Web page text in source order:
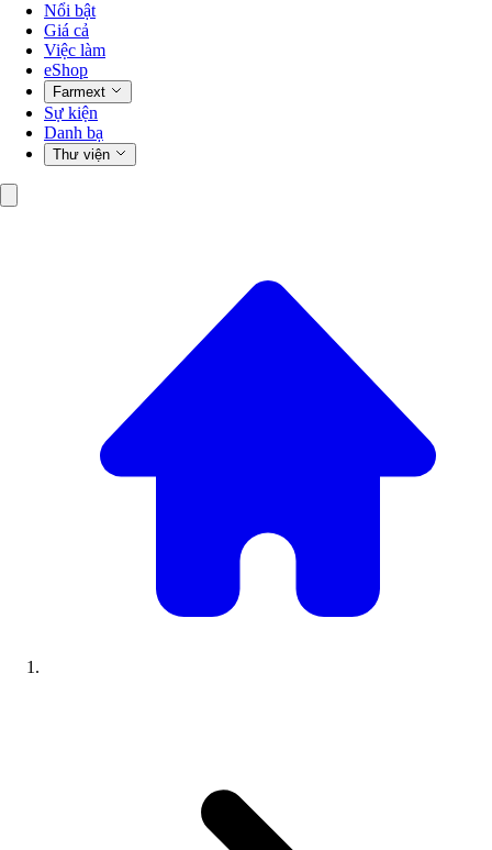
Nổi bật
Giá cả
Việc làm
eShop
Farmext
Sự kiện
Danh bạ
Thư viện